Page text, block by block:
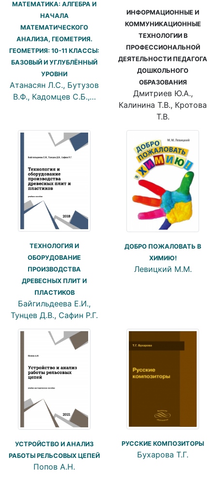
МАТЕМАТИКА: АЛГЕБРА И
НАЧАЛА
МАТЕМАТИЧЕСКОГО
АНАЛИЗА, ГЕОМЕТРИЯ.
ГЕОМЕТРИЯ: 10-11 КЛАССЫ:
БАЗОВЫЙ И УГЛУБЛЁННЫЙ
УРОВНИ
Атанасян Л.С., Бутузов
В.Ф., Кадомцев С.Б.,…
ИНФОРМАЦИОННЫЕ И
КОММУНИКАЦИОННЫЕ
ТЕХНОЛОГИИ В
ПРОФЕССИОНАЛЬНОЙ
ДЕЯТЕЛЬНОСТИ ПЕДАГОГА
ДОШКОЛЬНОГО
ОБРАЗОВАНИЯ
Дмитриев Ю.А.,
Калинина Т.В., Кротова
Т.В.
ТЕХНОЛОГИЯ И
ОБОРУДОВАНИЕ
ПРОИЗВОДСТВА
ДРЕВЕСНЫХ ПЛИТ И
ПЛАСТИКОВ
Байгильдеева Е.И.,
Тунцев Д.В., Сафин Р.Г.
ДОБРО ПОЖАЛОВАТЬ В
ХИМИЮ!
Левицкий М.М.
УСТРОЙСТВО И АНАЛИЗ
РАБОТЫ РЕЛЬСОВЫХ ЦЕПЕЙ
Попов А.Н.
РУССКИЕ КОМПОЗИТОРЫ
Бухарова Т.Г.